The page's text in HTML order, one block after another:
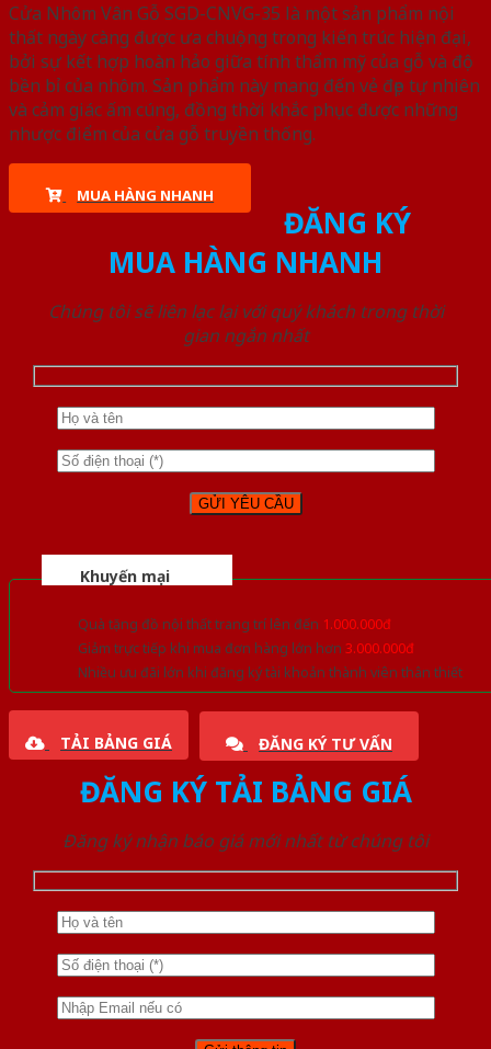
Cửa Nhôm Vân Gỗ SGD-CNVG-35 là một sản phẩm nội
thất ngày càng được ưa chuộng trong kiến trúc hiện đại,
bởi sự kết hợp hoàn hảo giữa tính thẩm mỹ của gỗ và độ
bền bỉ của nhôm. Sản phẩm này mang đến vẻ đẹp tự nhiên
và cảm giác ấm cúng, đồng thời khắc phục được những
nhược điểm của cửa gỗ truyền thống.
MUA HÀNG NHANH
ĐĂNG KÝ
MUA HÀNG NHANH
Chúng tôi sẽ liên lạc lại với quý khách trong thời
gian ngắn nhất
Khuyến mại
Quà tặng đồ nội thất trang trí lên đến 1.000.000đ
Giảm trực tiếp khi mua đơn hàng lớn hơn 3.000.000đ
Nhiều ưu đãi lớn khi đăng ký tài khoản thành viên thân thiết
TẢI BẢNG GIÁ ĐĂNG KÝ TƯ VẤN
ĐĂNG KÝ TẢI BẢNG GIÁ
Đăng ký nhận báo giá mới nhất từ chúng tôi